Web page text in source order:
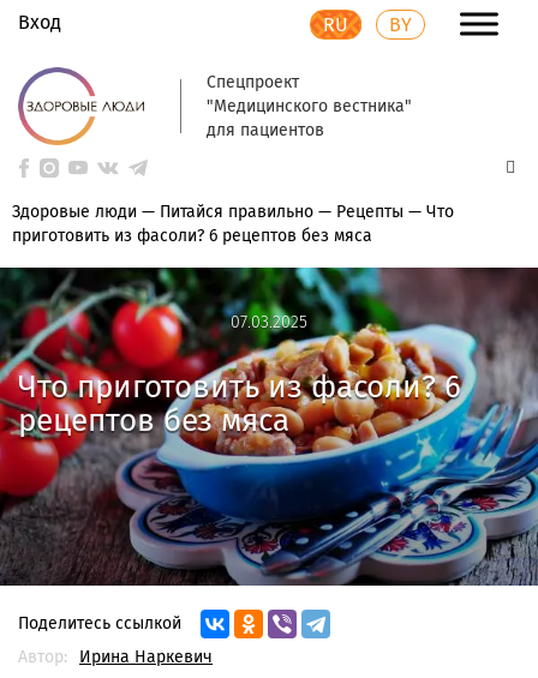
Вход RU BY
Спецпроект
"Медицинского вестника"
для пациентов
Здоровые люди — Питайся правильно — Рецепты — Что
приготовить из фасоли? 6 рецептов без мяса
07.03.2025
07.03.2025
Что приготовить из фасоли? 6
рецептов без мяса
Поделитесь ссылкой
Автор:
Ирина Наркевич